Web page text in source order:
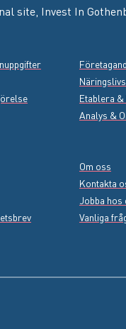
site, Invest In
i nytt fönster)
i nytt fönster)
Etablera &
Analys &
Om oss
Kontakta
Jobba hos
Vanliga